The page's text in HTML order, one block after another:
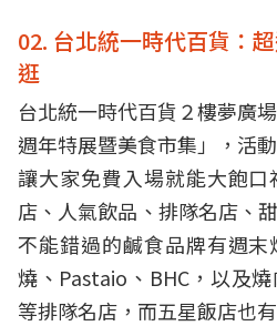
02. 台北統一時代百貨：
逛
台北統一時代百貨２樓夢廣
週年特展暨美食市集」，活
讓大家免費入場就能大飽
店、人氣飲品、排隊名店、
不能錯過的鹹食品牌有週
燒、Pastaio、BHC，以及
等排隊名店，而五星飯店也